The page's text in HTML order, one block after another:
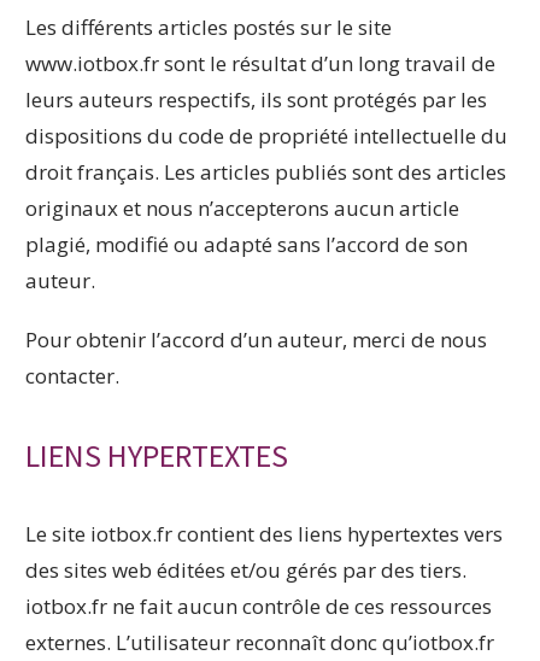
Les différents articles postés sur le site
www.iotbox.fr sont le résultat d’un long travail de
leurs auteurs respectifs, ils sont protégés par les
dispositions du code de propriété intellectuelle du
droit français. Les articles publiés sont des articles
originaux et nous n’accepterons aucun article
plagié, modifié ou adapté sans l’accord de son
auteur.
Pour obtenir l’accord d’un auteur, merci de nous
contacter.
LIENS HYPERTEXTES
Le site iotbox.fr contient des liens hypertextes vers
des sites web éditées et/ou gérés par des tiers.
iotbox.fr ne fait aucun contrôle de ces ressources
externes. L’utilisateur reconnaît donc qu’iotbox.fr